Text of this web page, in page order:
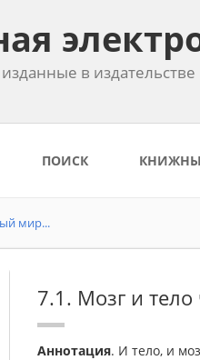
в
ПОИСК
мир...
7.1. Мозг и
Аннотация. И тело, и